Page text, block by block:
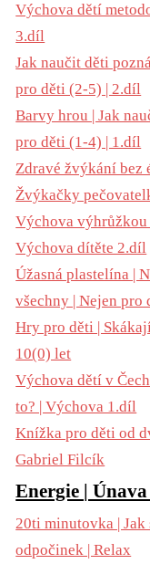
Výchova dětí
3.díl
Jak naučit děti
pro děti (2-5) | 2.díl
Barvy hrou | Jak
pro děti (1-4) | 1.díl
Zdravé žvýkání bez
Žvýkačky
Výchova výhrůžkou
Výchova dítěte 2.díl
Úžasná plastelína |
všechny | Nejen pro
Hry pro děti |
10(0) let
Výchova dětí v
to? | Výchova 1.díl
Knížka pro děti od
Gabriel Filcík
Energie |
20ti minutovka |
odpočinek | Relax